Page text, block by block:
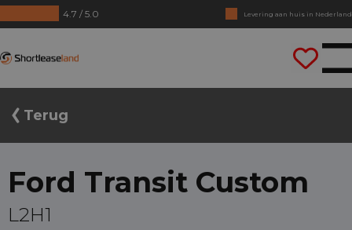
4.7 / 5.0
Geen jaarcijfers nodig
Direct rijden
Terug
Ford Transit Custom
L2H1